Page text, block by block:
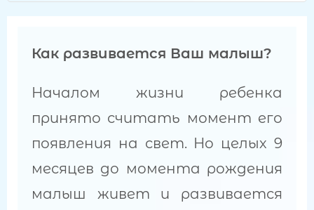
Как развивается Ваш малыш?
Началом жизни ребенка
принято считать момент его
появления на свет. Но целых 9
месяцев до момента рождения
малыш живет и развивается